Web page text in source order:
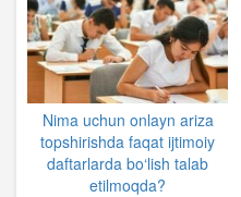
Nima uchun onlayn ariza
topshirishda faqat ijtimoiy
daftarlarda bo‘lish talab
etilmoqda?